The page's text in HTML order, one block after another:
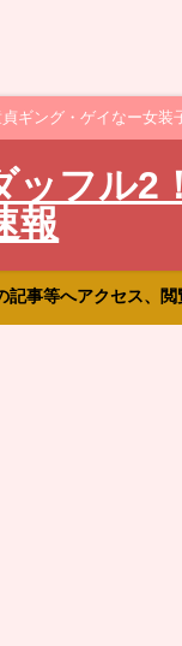
ギング・ゲイなー女
ッフル2
報
記事等へアクセス、